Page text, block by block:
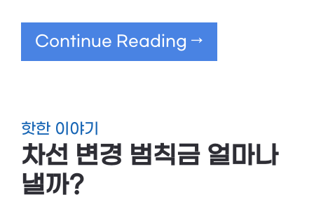
Continue Reading →
핫한 이야기
차선 변경 범칙금 얼마나
낼까?